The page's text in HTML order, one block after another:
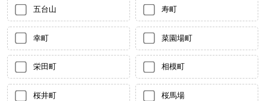
五台山 寿町
幸町 菜園場町
栄田町 相模町
桜井町 桜馬場